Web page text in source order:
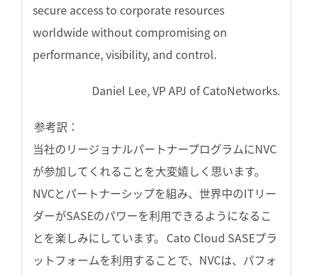
secure access to corporate resources
worldwide without compromising on
performance, visibility, and control.
Daniel Lee, VP APJ of CatoNetworks.
参考訳：
当社のリージョナルパートナープログラムにNVC
が参加してくれることを大変嬉しく思います。
NVCとパートナーシップを組み、世界中のITリー
ダーがSASEのパワーを利用できるようになるこ
とを楽しみにしています。 Cato Cloud SASEプラ
ットフォームを利用することで、NVCは、パフォ